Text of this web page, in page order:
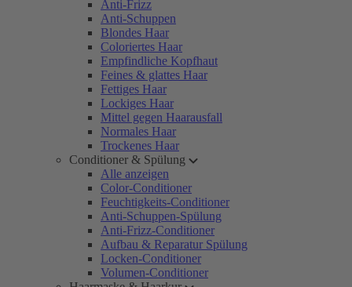
Anti-Frizz
Anti-Schuppen
Blondes Haar
Coloriertes Haar
Empfindliche Kopfhaut
Feines & glattes Haar
Fettiges Haar
Lockiges Haar
Mittel gegen Haarausfall
Normales Haar
Trockenes Haar
Conditioner & Spülung
Alle anzeigen
Color-Conditioner
Feuchtigkeits-Conditioner
Anti-Schuppen-Spülung
Anti-Frizz-Conditioner
Aufbau & Reparatur Spülung
Locken-Conditioner
Volumen-Conditioner